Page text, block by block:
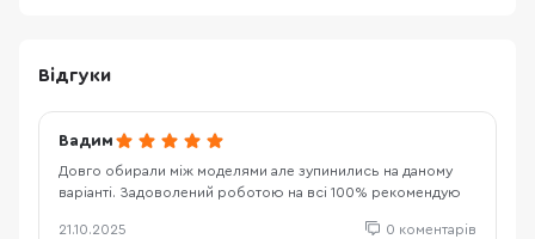
Відгуки
Вадим
Довго обирали між моделями але зупинились на даному
варіанті. Задоволений роботою на всі 100% рекомендую
21.10.2025 0 коментарів